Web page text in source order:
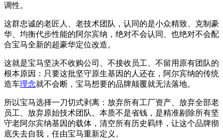
调性。
这群忠诚的老匠人、老技术团队，认同的是小众精致、克制豪
华、均衡代步性能的阿尔宾纳，绝对不会认同、也绝对不会配
合宝马全新的超豪华定位改造。
这就是宝马坚决不收购公司、不接收员工、不留用原有团队的
根本原因：只要这批坚守原生基因的人还在，阿尔宾纳的传统
造车理念就不会断，宝马想要的品牌颠覆就无法落地。
所以宝马选择一刀切式剥离：放弃所有工厂资产、放弃全部老
员工、放弃原始技术团队。本质不是省钱，是精准剔除所有坚
守老阿尔宾纳基因的载体，清空所有历史羁绊，让这个品牌彻
底失去自我，任由宝马重新定义。